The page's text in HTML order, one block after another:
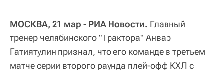
МОСКВА, 21 мар - РИА Новости. Главный
тренер челябинского "Трактора" Анвар
Гатиятулин признал, что его команде в третьем
матче серии второго раунда плей-офф КХЛ с